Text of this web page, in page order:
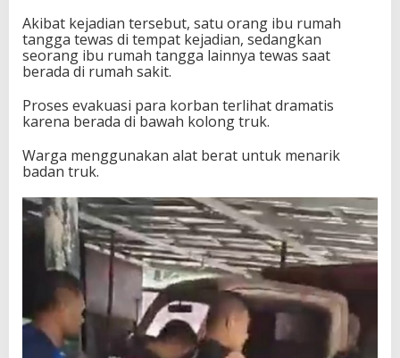
Akibat kejadian tersebut, satu orang ibu rumah
tangga tewas di tempat kejadian, sedangkan
seorang ibu rumah tangga lainnya tewas saat
berada di rumah sakit.
Proses evakuasi para korban terlihat dramatis
karena berada di bawah kolong truk.
Warga menggunakan alat berat untuk menarik
badan truk.